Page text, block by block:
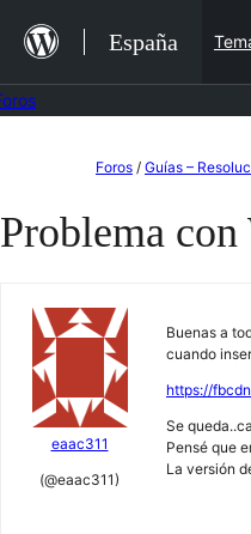
contenido
España
contenido
Foros / Guías –
Problema con
eaac311
(@eaac311)
Buenas a
cuando
https://
Se
Pensé que
La versión